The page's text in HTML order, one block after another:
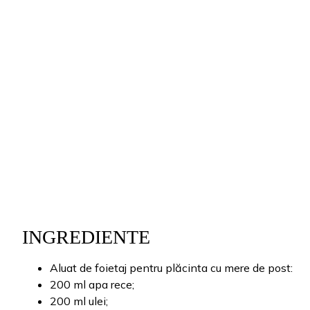
INGREDIENTE
Aluat de foietaj pentru plăcinta cu mere de post:
200 ml apa rece;
200 ml ulei;